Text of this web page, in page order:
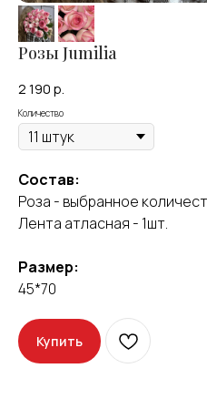
Розы Jumilia
2 190 р.
Количество
Состав:
Роза - выбранное
Лента атласная - 1шт.
Размер:
45*70
Купить